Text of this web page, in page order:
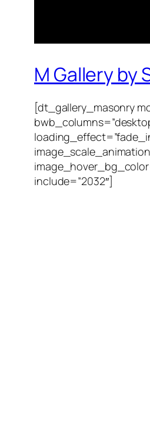
M Gallery by
[dt_gallery_masonry
include=”2032″]